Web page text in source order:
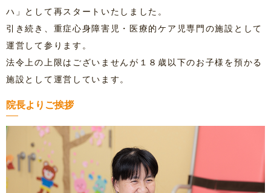
ハ」として再スタートいたしました。
引き続き、重症心身障害児・医療的ケア児専門の施設として
運営して参ります。
法令上の上限はございませんが１８歳以下のお子様を預かる
施設として運営しています。
院長よりご挨拶